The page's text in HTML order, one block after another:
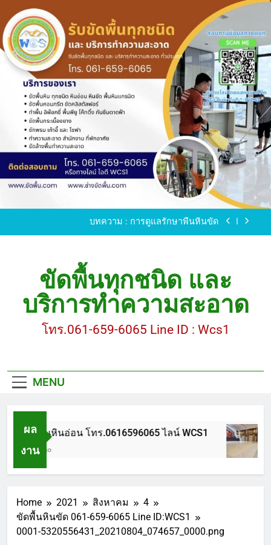
to
content
ขัดพื้นหินขัด อบต.แหลมบัวนครปฐม
ขัดพื้นหินอ่อน โทร.0616596065 ไลน์ WCS1
บทความ : การดูแลรักษาพื้นหินขัด
ขัดพื้นหินขัด อบต.แหลมบัวนครปฐม
ขัดพื้นหินอ่อน โทร.0616596065 ไลน์ WCS1
บทความ : การดูแลรักษาพื้นหินขัด
ขัดพื้นทุกชนิด และ
บริการทำความสะอาด
โทร.061-659-6065 Line ID : Wcs1
MENU
ผล
งาน
ขัดพื้นหินอ่อน โทร.0616596065 ไลน์ WCS1
1 ปี Ago
Home 2021 สิงหาคม
4
ขัดพื้นหินขัด 061-659-6065 Line ID:WCS1
0001-5320556431_20210804_074657_0000.png